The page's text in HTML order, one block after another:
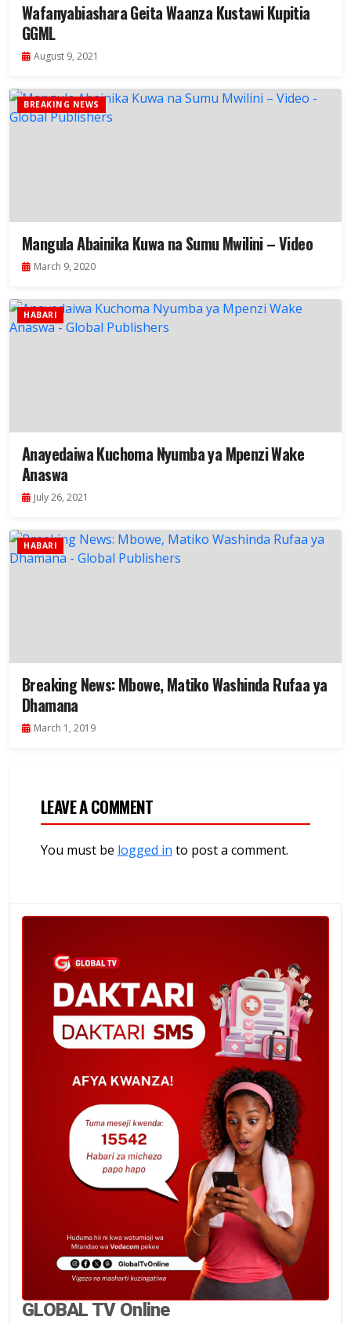
Wafanyabiashara Geita Waanza Kustawi Kupitia
GGML
August 9, 2021
BREAKING NEWS
Mangula Abainika Kuwa na Sumu Mwilini – Video
March 9, 2020
HABARI
Anayedaiwa Kuchoma Nyumba ya Mpenzi Wake
Anaswa
July 26, 2021
HABARI
Breaking News: Mbowe, Matiko Washinda Rufaa ya
Dhamana
March 1, 2019
LEAVE A COMMENT
You must be logged in to post a comment.
GLOBAL TV Online